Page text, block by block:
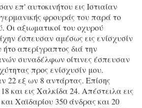
επ' αυτοκινήτου εις Ιστιαίαν
φρουράς του παρά το
Οι αξιωματικοί του οχυρού
έσπευσαν αμέσως εις ενίσχυσίν
απερίγραπτος διά την
συναδέλφων οίτινες έσπευσαν
προς ενίσχυσίν μου.
22 εξ ων 8 αντάρτας. Επίσης
και εις Χαλκίδα 24. Απέστειλα εις
Χαϊδαρίου 350 άνδρας και 20